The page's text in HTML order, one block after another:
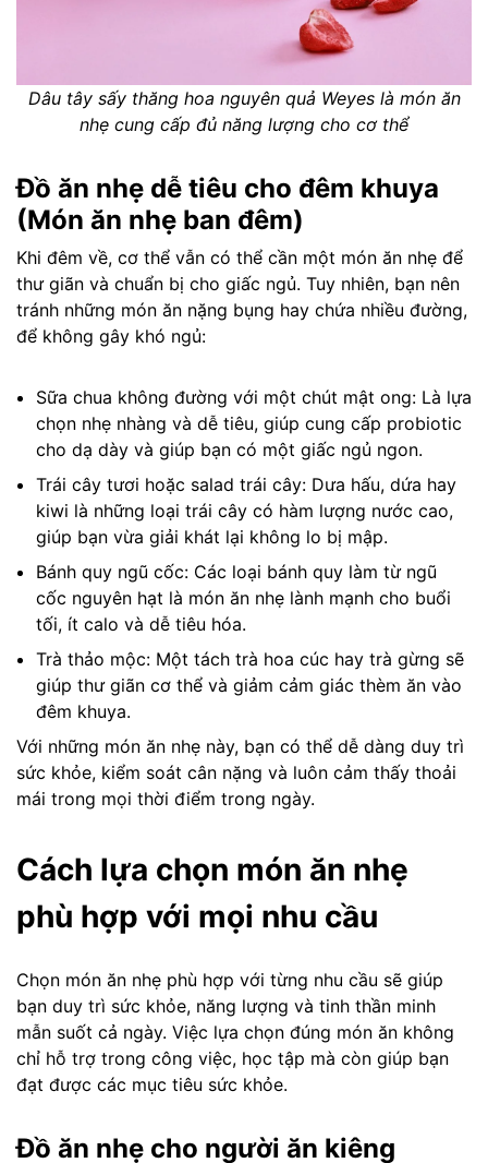
Dâu tây sấy thăng hoa nguyên quả Weyes là món ăn
nhẹ cung cấp đủ năng lượng cho cơ thể
Đồ ăn nhẹ dễ tiêu cho đêm khuya
(Món ăn nhẹ ban đêm)
Khi đêm về, cơ thể vẫn có thể cần một món ăn nhẹ để
thư giãn và chuẩn bị cho giấc ngủ. Tuy nhiên, bạn nên
tránh những món ăn nặng bụng hay chứa nhiều đường,
để không gây khó ngủ:
Sữa chua không đường với một chút mật ong: Là lựa
chọn nhẹ nhàng và dễ tiêu, giúp cung cấp probiotic
cho dạ dày và giúp bạn có một giấc ngủ ngon.
Trái cây tươi hoặc salad trái cây: Dưa hấu, dứa hay
kiwi là những loại trái cây có hàm lượng nước cao,
giúp bạn vừa giải khát lại không lo bị mập.
Bánh quy ngũ cốc: Các loại bánh quy làm từ ngũ
cốc nguyên hạt là món ăn nhẹ lành mạnh cho buổi
tối, ít calo và dễ tiêu hóa.
Trà thảo mộc: Một tách trà hoa cúc hay trà gừng sẽ
giúp thư giãn cơ thể và giảm cảm giác thèm ăn vào
đêm khuya.
Với những món ăn nhẹ này, bạn có thể dễ dàng duy trì
sức khỏe, kiểm soát cân nặng và luôn cảm thấy thoải
mái trong mọi thời điểm trong ngày.
Cách lựa chọn món ăn nhẹ
phù hợp với mọi nhu cầu
Chọn món ăn nhẹ phù hợp với từng nhu cầu sẽ giúp
bạn duy trì sức khỏe, năng lượng và tinh thần minh
mẫn suốt cả ngày. Việc lựa chọn đúng món ăn không
chỉ hỗ trợ trong công việc, học tập mà còn giúp bạn
đạt được các mục tiêu sức khỏe.
Đồ ăn nhẹ cho người ăn kiêng